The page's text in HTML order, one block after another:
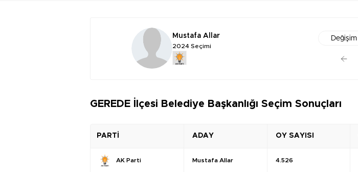
Mustafa Allar
2024 Seçimi
Değişim
GEREDE İlçesi Belediye Başkanlığı Seçim Sonuçları
PARTİ ADAY OY SAYISI
AK Parti Mustafa Allar 4.526